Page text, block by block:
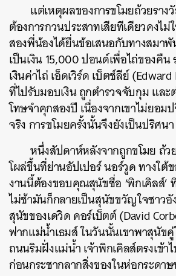
แต่เหตุผลของการขโมยถ้วยราง
ต้องการกวนประสาทเสียทีเดียวคงไ
สองพี่น้องได้ยื่นข้อเสนอกับทางสมา
เป็นเงิน 15,000 ปอนด์เพื่อไถ่ของคืน
เงินค่าไถ่ เอ็ดเวิร์ด เบ็ตช์ลีย์
ที่ไปรับมอบเงิน ถูกตำรวจจับกุม แล
โทษจำคุกสองปี เนื่องจากเขาไม่ยอม
จริง การขโมยครั้งนั้นจึงยังเป็นปริศนา
หนึ่งสัปดาห์หลังจากถูกขโมย ถ้ว
โผล่ขึ้นที่ย่านอัปเปอร์ นอร์วูด ทางใต้
งานนี้ต้องขอบคุณสุนัขชื่อ ‘พิกเคิลส์’
ไม่ช้ามันก็กลายเป็นสุนัขขวัญใจชาว
สุนัขของเดวิด คอร์เบ็ตต์ (David
ฟากแม่น้ำเธมส์ ในวันนั้นเขาพาสุนัข
ถนนริมฝั่งแม่น้ำ เจ้าพิกเคิลส์ตรงเข้า
ก่อนกระชากลากสิ่งของในห่อกระด